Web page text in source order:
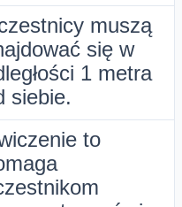
muszą
się w
1 metra
siebie.
to